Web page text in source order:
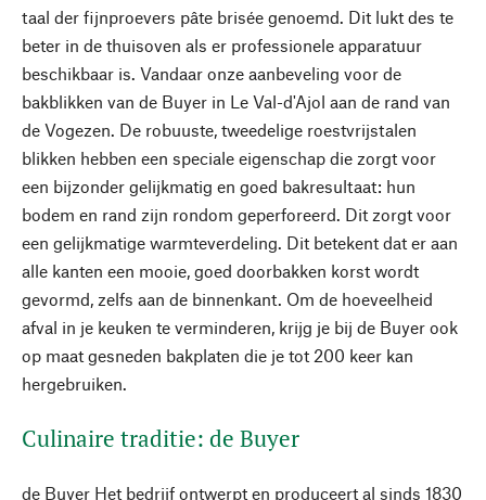
taal der fijnproevers pâte brisée genoemd. Dit lukt des te
beter in de thuisoven als er professionele apparatuur
beschikbaar is. Vandaar onze aanbeveling voor de
bakblikken van de Buyer in Le Val-d'Ajol aan de rand van
de Vogezen. De robuuste, tweedelige roestvrijstalen
blikken hebben een speciale eigenschap die zorgt voor
een bijzonder gelijkmatig en goed bakresultaat: hun
bodem en rand zijn rondom geperforeerd. Dit zorgt voor
een gelijkmatige warmteverdeling. Dit betekent dat er aan
alle kanten een mooie, goed doorbakken korst wordt
gevormd, zelfs aan de binnenkant. Om de hoeveelheid
afval in je keuken te verminderen, krijg je bij de Buyer ook
op maat gesneden bakplaten die je tot 200 keer kan
hergebruiken.
Culinaire traditie: de Buyer
de Buyer Het bedrijf ontwerpt en produceert al sinds 1830